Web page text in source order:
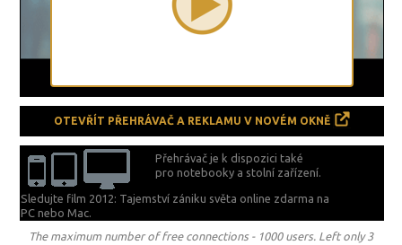
OTEVŘÍT PŘEHRÁVAČ A REKLAMU V NOVÉM OKNĚ
Přehrávač je k dispozici také
pro notebooky a stolní zařízení.
Sledujte film 2012: Tajemství zániku světa online zdarma na
PC nebo Mac.
The maximum number of free connections - 1000 users. Left only 3